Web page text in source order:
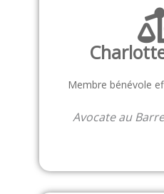
Membre bénévole
Avocate au